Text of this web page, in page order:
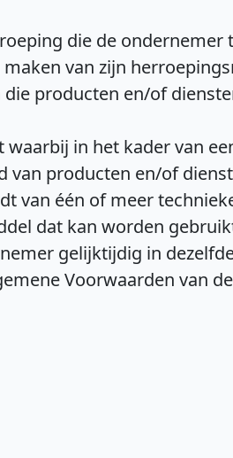
die de ondernemer
van zijn
producten en/of
in het kader van
producten en/of
van één of meer
dat kan worden
gelijktijdig in
Voorwaarden van